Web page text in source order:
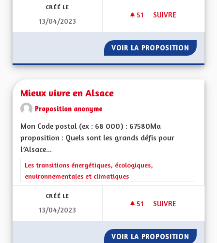
CRÉÉ LE
13/04/2023
51 51 ABONNÉS
SUIVRE
VOIR LA PROPOSITION
Mieux vivre en Alsace
Proposition anonyme
Mon Code postal (ex : 68 000) : 67580Ma
proposition : Quels sont les grands défis pour
l’Alsace...
Filtrer les résultats de la catégorie : Les transitions
Les transitions énergétiques, écologiques,
environnementales et climatiques
CRÉÉ LE
13/04/2023
51 51 ABONNÉS
SUIVRE
VOIR LA PROPOSITION MIEUX